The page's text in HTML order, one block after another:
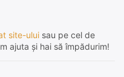
site-ului sau pe cel de
ajuta și hai să împădurim!